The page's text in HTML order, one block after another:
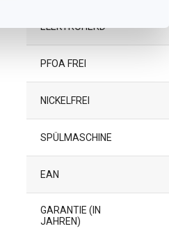
ELEKTROHERD
PFOA FREI
NICKELFREI
SPÜLMASCHINE
EAN
GARANTIE (IN
JAHREN)